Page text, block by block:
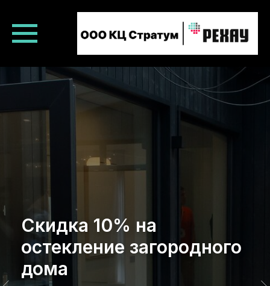
Скидка 10% на
остекление загородного
дома